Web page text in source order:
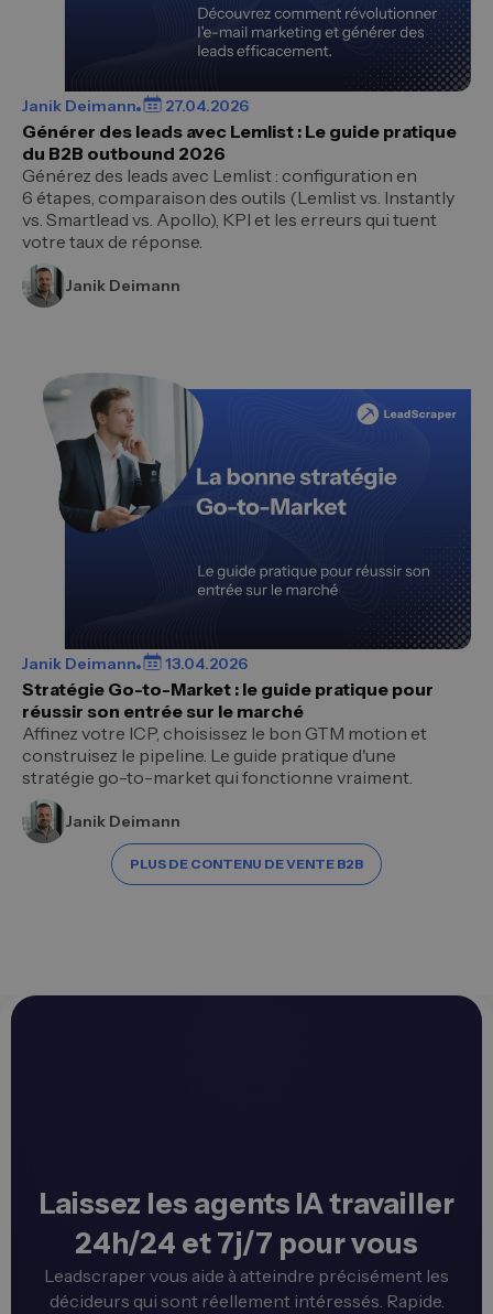
Janik Deimann 27.04.2026
Générer des leads avec Lemlist : Le guide pratique
du B2B outbound 2026
Générez des leads avec Lemlist : configuration en
6 étapes, comparaison des outils (Lemlist vs. Instantly
vs. Smartlead vs. Apollo), KPI et les erreurs qui tuent
votre taux de réponse.
Janik Deimann
Janik Deimann 13.04.2026
Stratégie Go-to-Market : le guide pratique pour
réussir son entrée sur le marché
Affinez votre ICP, choisissez le bon GTM motion et
construisez le pipeline. Le guide pratique d'une
stratégie go-to-market qui fonctionne vraiment.
Janik Deimann
PLUS DE CONTENU DE VENTE B2B
Laissez les agents IA travailler
24h/24 et 7j/7 pour vous
Leadscraper vous aide à atteindre précisément les
décideurs qui sont réellement intéressés. Rapide.